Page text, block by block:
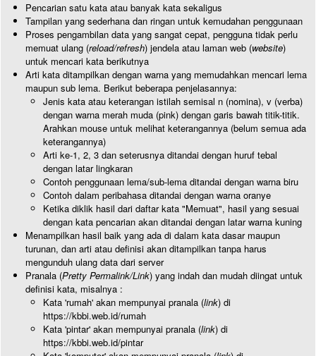
Pencarian satu kata atau banyak kata sekaligus
Tampilan yang sederhana dan ringan untuk kemudahan penggunaan
Proses pengambilan data yang sangat cepat, pengguna tidak perlu
memuat ulang (reload/refresh) jendela atau laman web (website)
untuk mencari kata berikutnya
Arti kata ditampilkan dengan warna yang memudahkan mencari lema
maupun sub lema. Berikut beberapa penjelasannya:
Jenis kata atau keterangan istilah semisal n (nomina), v (verba)
dengan warna merah muda (pink) dengan garis bawah titik-titik.
Arahkan mouse untuk melihat keterangannya (belum semua ada
keterangannya)
Arti ke-1, 2, 3 dan seterusnya ditandai dengan huruf tebal
dengan latar lingkaran
Contoh penggunaan lema/sub-lema ditandai dengan warna biru
Contoh dalam peribahasa ditandai dengan warna oranye
Ketika diklik hasil dari daftar kata "Memuat", hasil yang sesuai
dengan kata pencarian akan ditandai dengan latar warna kuning
Menampilkan hasil baik yang ada di dalam kata dasar maupun
turunan, dan arti atau definisi akan ditampilkan tanpa harus
mengunduh ulang data dari server
Pranala (Pretty Permalink/Link) yang indah dan mudah diingat untuk
definisi kata, misalnya :
Kata 'rumah' akan mempunyai pranala (link) di
https://kbbi.web.id/rumah
Kata 'pintar' akan mempunyai pranala (link) di
https://kbbi.web.id/pintar